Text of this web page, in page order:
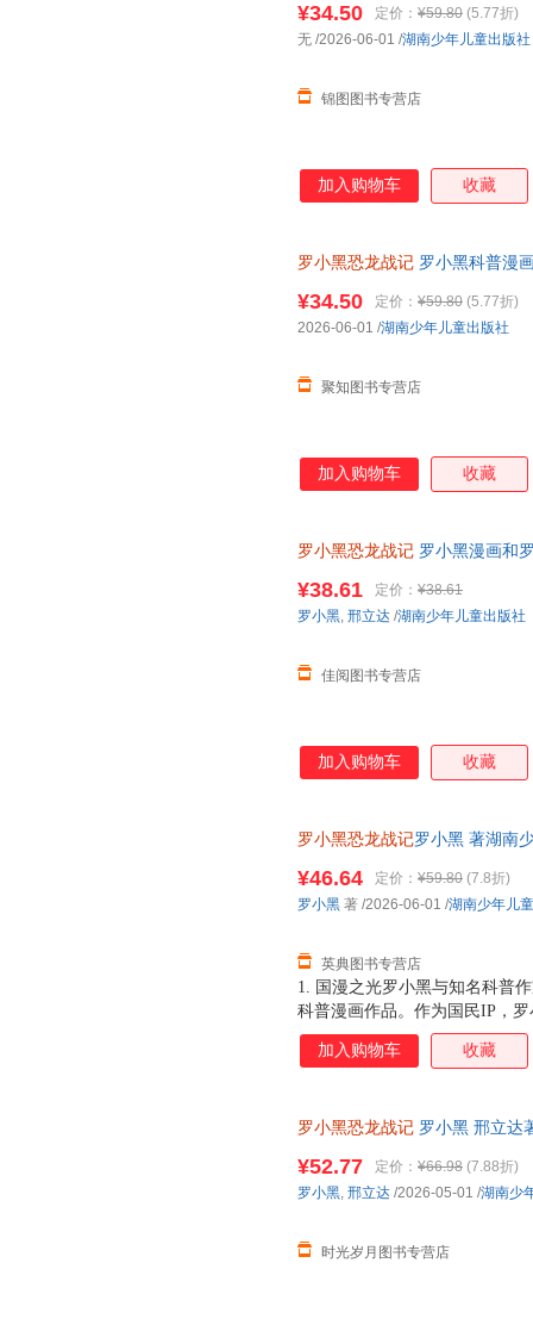
¥34.50 定价： ¥59.80 (5.77折)
锦图图书专营店
无 /2026-06-01 /湖南少年儿童出版社
加入购物车 收藏
罗小黑恐龙战记 罗小黑科普漫
¥34.50 定价： ¥59.80 (5.77折)
聚知图书专营店
2026-06-01 /湖南少年儿童出版社
加入购物车 收藏
罗小黑恐龙战记 罗小黑漫画和
¥38.61 定价： ¥38.61
佳阅图书专营店
罗小黑, 邢立达 /湖南少年儿童出版社
加入购物车 收藏
罗小黑恐龙战记罗小黑 著湖南
1. 国漫之光罗小黑与知名科普
科普漫画作品。作为国民IP，
动画于2011年开始播放，B站
3.15亿票房，同名漫画书2015
得主，中国古生物学会科普工
共20种恐龙的100+知识，兼具
越进恐龙世界，与这些史前巨
¥46.64 定价： ¥59.80 (7.8折)
英典图书专营店
罗小黑 著 /2026-06-01 /湖南少年儿
加入购物车 收藏
罗小黑恐龙战记 罗小黑 邢立达
¥52.77 定价： ¥66.98 (7.88折)
时光岁月图书专营店
罗小黑, 邢立达 /2026-05-01 /湖南少